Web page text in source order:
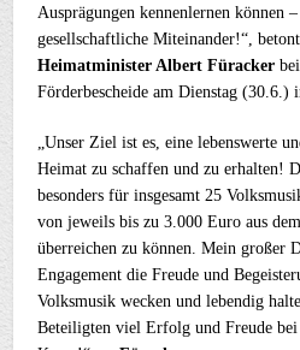
Ausprägungen kennenlernen können
gesellschaftliche Miteinander!“,
Heimatminister Albert Füracker
Förderbescheide am Dienstag (30.6.)
„Unser Ziel ist es, eine lebenswerte
Heimat zu schaffen und zu erhalten!
besonders für insgesamt 25
von jeweils bis zu 3.000 Euro aus
überreichen zu können. Mein großer
Engagement die Freude und
Volksmusik wecken und lebendig
Beteiligten viel Erfolg und Freude